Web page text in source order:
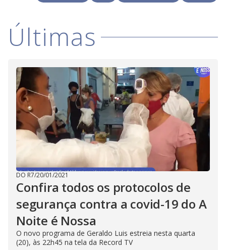
i
d
e
o
Últimas
DO R7/20/01/2021
Confira todos os protocolos de
segurança contra a covid-19 do A
Noite é Nossa
O novo programa de Geraldo Luis estreia nesta quarta
(20), às 22h45 na tela da Record TV